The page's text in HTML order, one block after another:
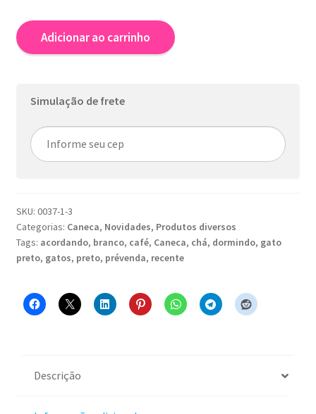
R$68,00.
R$65,00.
Caneca
-
quantidade
Adicionar ao carrinho
Simulação de frete
SKU: 0037-1-3
Categorias: Caneca, Novidades, Produtos diversos
Tags: acordando, branco, café, Caneca, chá, dormindo, gato
preto, gatos, preto, prévenda, recente
Descrição